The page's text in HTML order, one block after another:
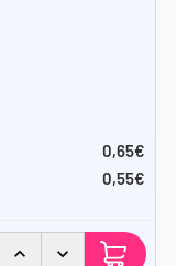
0,65€
0,55€